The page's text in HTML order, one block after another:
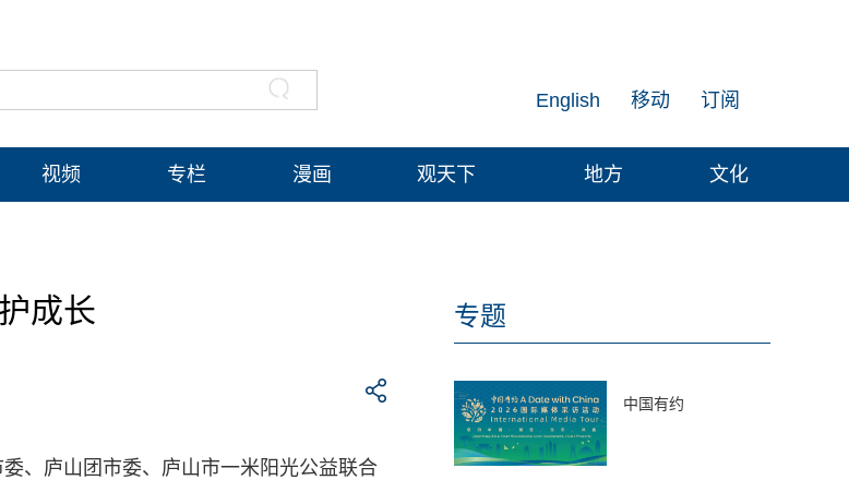
订阅
移动
English
视频 专栏 漫画 观天下 地方 文化
成长
、庐山团市委、庐山市一米阳光公益联合
专题
中国有约